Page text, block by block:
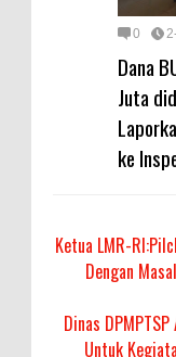
0
Dana
Juta
ke
Ketua LMR-
Dengan
Dinas
Untuk